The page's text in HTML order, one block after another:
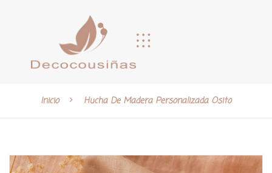
Inicio Hucha De Madera Personalizada Osito